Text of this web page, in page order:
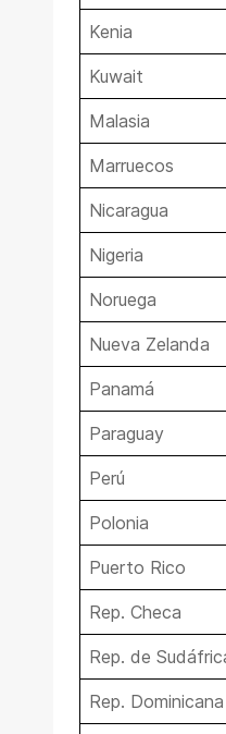
Kenia
Kuwait
Malasia
Marruecos
Nicaragua
Nigeria
Noruega
Nueva Zelanda
Panamá
Paraguay
Perú
Polonia
Puerto Rico
Rep. Checa
Rep. de
Rep. Dominicana